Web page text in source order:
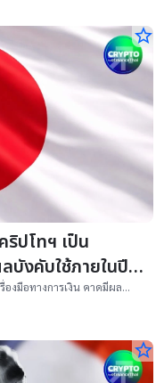
star_border
ปโทฯ เป็น
บังคับใช้ภายในปี
งมือทางการเงิน คาดมีผล
star_border